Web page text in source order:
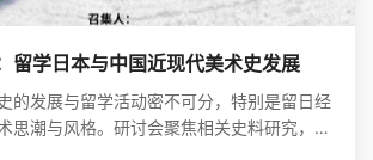
留学日本与中国近现代美术史发展
的发展与留学活动密不可分，特别是留日经
思潮与风格。研讨会聚焦相关史料研究，揭